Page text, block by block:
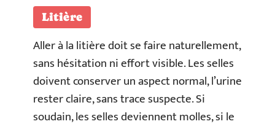
Litière
Aller à la litière doit se faire naturellement,
sans hésitation ni effort visible. Les selles
doivent conserver un aspect normal, l’urine
rester claire, sans trace suspecte. Si
soudain, les selles deviennent molles, si le